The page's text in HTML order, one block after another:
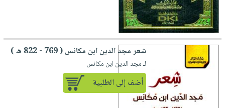
شعر مجد الدين ابن مكانس ( 769 - 822 ه )
لـ مجد الدين ابن مكانس
أضف إلى الطلبية